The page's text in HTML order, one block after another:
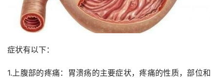
症状有以下：
1.上腹部的疼痛：胃溃疡的主要症状，疼痛的性质，部位和